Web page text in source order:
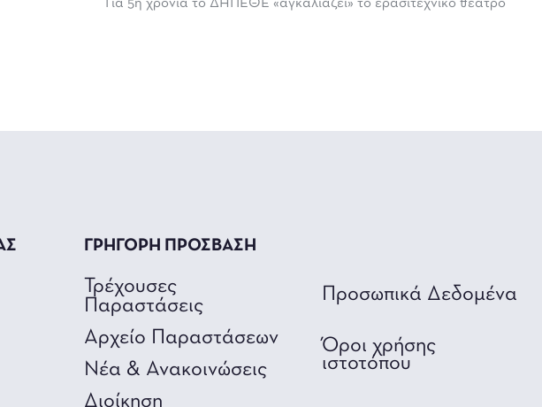
Για 5η χρονιά το ΔΗΠΕΘΕ «αγκαλιάζει» το ερασιτεχνικό θέατρο
ΓΡΗΓΟΡΗ ΠΡΟΣΒΑΣΗ
Τρέχουσες
Παραστάσεις
Αρχείο Παραστάσεων
Νέα & Ανακοινώσεις
Διοίκηση
Προσωπικά Δεδομένα
Όροι χρήσης
ιστοτόπου